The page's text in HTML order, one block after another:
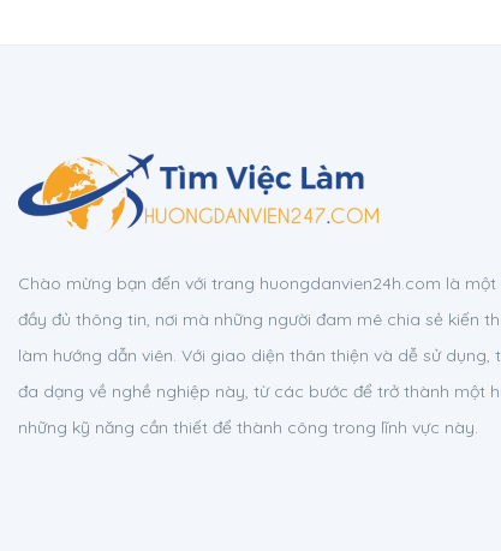
Chào mừng bạn đến với trang huongdanvien24h.com là
đầy đủ thông tin, nơi mà những người đam mê chia sẻ kiến
làm hướng dẫn viên. Với giao diện thân thiện và dễ sử
đa dạng về nghề nghiệp này, từ các bước để trở thành một
những kỹ năng cần thiết để thành công trong lĩnh vực này.